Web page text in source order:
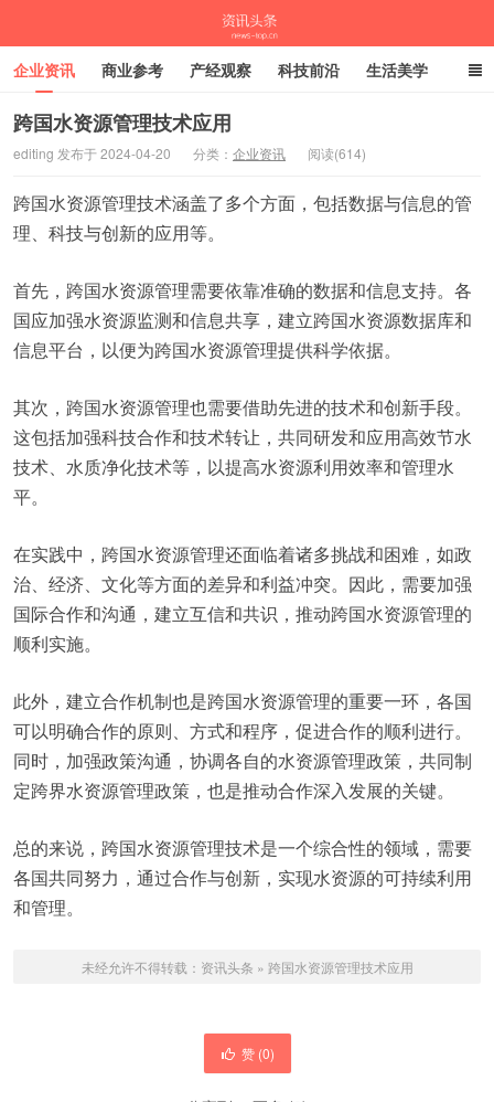
企业资讯 商业参考 产经观察 科技前沿 生活美学
时尚潮流 母婴亲子 专栏
跨国水资源管理技术应用
editing 发布于 2024-04-20 分类： 企业资讯 阅读(614)
跨国水资源管理技术涵盖了多个方面，包括数据与信息的管
理、科技与创新的应用等。
首先，跨国水资源管理需要依靠准确的数据和信息支持。各
国应加强水资源监测和信息共享，建立跨国水资源数据库和
信息平台，以便为跨国水资源管理提供科学依据。
其次，跨国水资源管理也需要借助先进的技术和创新手段。
这包括加强科技合作和技术转让，共同研发和应用高效节水
技术、水质净化技术等，以提高水资源利用效率和管理水
平。
在实践中，跨国水资源管理还面临着诸多挑战和困难，如政
治、经济、文化等方面的差异和利益冲突。因此，需要加强
国际合作和沟通，建立互信和共识，推动跨国水资源管理的
顺利实施。
此外，建立合作机制也是跨国水资源管理的重要一环，各国
可以明确合作的原则、方式和程序，促进合作的顺利进行。
同时，加强政策沟通，协调各自的水资源管理政策，共同制
定跨界水资源管理政策，也是推动合作深入发展的关键。
总的来说，跨国水资源管理技术是一个综合性的领域，需要
各国共同努力，通过合作与创新，实现水资源的可持续利用
和管理。
未经允许不得转载： 资讯头条 » 跨国水资源管理技术应用
赞 (0)